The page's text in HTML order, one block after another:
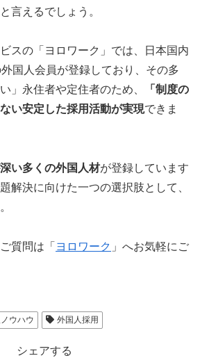
言えるでしょう。
スの「ヨロワーク」では、日本国内
国人会員が登録しており、その多
」永住者や定住者のため、
「制度の
い安定した採用活動が実現できま
い多くの外国人材が登録しています
解決に向けた一つの選択肢として、
質問は「 ヨロワーク 」へお気軽にご
ウハウ 外国人採用
シェアする